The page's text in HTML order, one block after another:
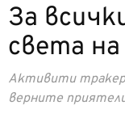
За
света
Активити
верните